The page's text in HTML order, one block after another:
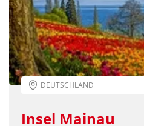
DEUTSCHLAND
Insel Mainau